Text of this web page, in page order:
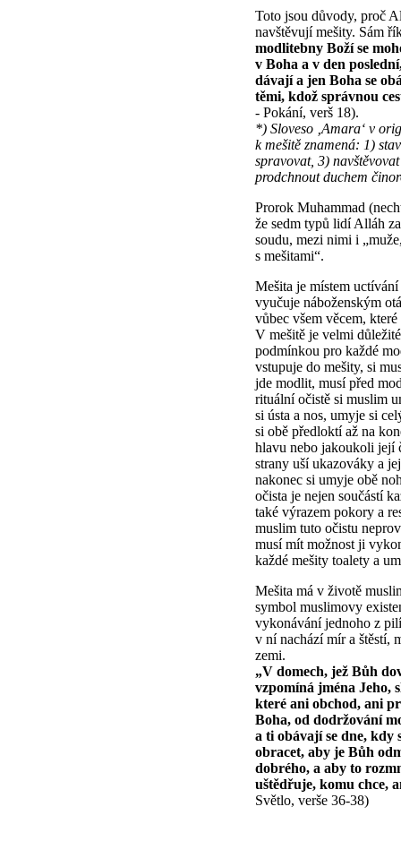
Toto jsou důvody, proč
navštěvují mešity. Sám
modlitebny Boží se
v Boha a v den
dávají a jen Boha se
těmi, kdož správnou
- Pokání, verš 18).
*) Sloveso ‚Amara‘ v
k mešitě znamená: 1)
spravovat, 3)
prodchnout duchem
Prorok Muhammad
že sedm typů lidí Alláh
soudu, mezi nimi i
s mešitami“.
Mešita je místem
vyučuje náboženským
vůbec všem věcem,
V mešitě je velmi
podmínkou pro každé
vstupuje do mešity, si
jde modlit, musí před
rituální očistě si muslim
si ústa a nos, umyje si
si obě předloktí až na
hlavu nebo jakoukoli její
strany uší ukazováky a
nakonec si umyje obě
očista je nejen součástí
také výrazem pokory a
muslim tuto očistu
musí mít možnost ji
každé mešity toalety a
Mešita má v životě
symbol muslimovy
vykonávání jednoho z
v ní nachází mír a štěstí,
zemi.
„V domech, jež Bůh
vzpomíná jména Jeho,
které ani obchod, ani
Boha, od dodržování
a ti obávají se dne, kdy
obracet, aby je Bůh
dobrého, a aby to
uštědřuje, komu chce,
Světlo, verše 36-38)